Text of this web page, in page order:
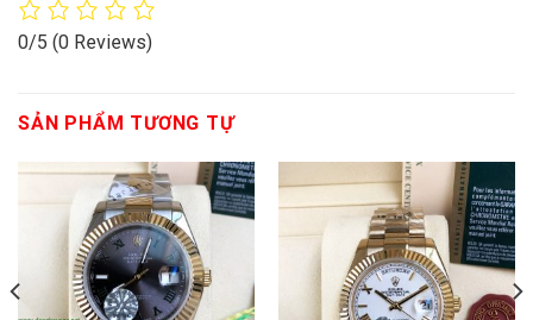
0/5 (0 Reviews)
SẢN PHẨM TƯƠNG TỰ